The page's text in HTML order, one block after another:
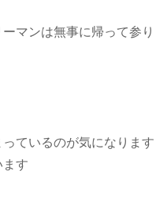
マンは無事に帰って参り
ているのが気になります
す